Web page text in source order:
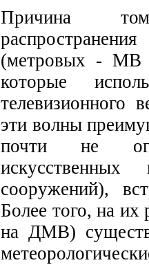
Причина
(метровых -
которые
телевизионного
эти волны
почти не
сооружений),
Более того, на их
на ДМВ)